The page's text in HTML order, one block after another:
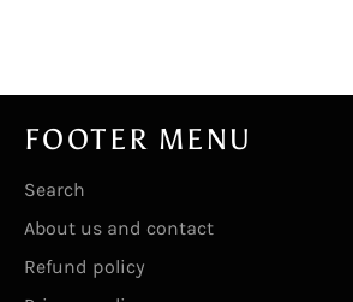
FOOTER MENU
Search
About us and contact
Refund policy